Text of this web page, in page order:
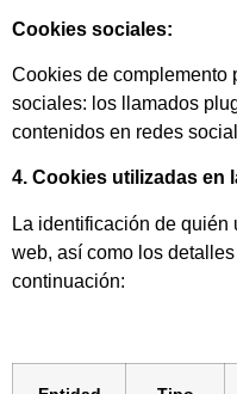
Cookies sociales:
Cookies de complemento
sociales: los llamados
contenidos en redes
4. Cookies utilizadas en
La identificación de
web, así como los
continuación: